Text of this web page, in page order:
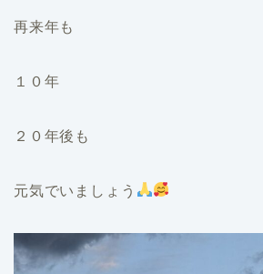
再来年も
１０年
２０年後も
元気でいましょう